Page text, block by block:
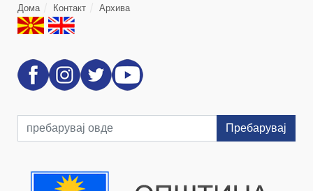
Дома Контакт Архива
Пребарувај